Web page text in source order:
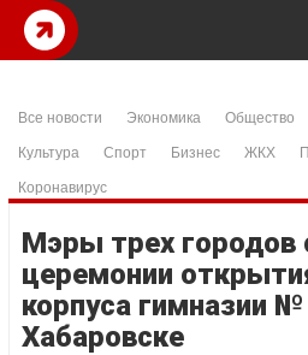
Все новости Экономика Общество
Культура
Спорт Бизнес ЖКХ
Коронавирус
Мэры трех городов
церемонии
корпуса гимназии №
Хабаровске